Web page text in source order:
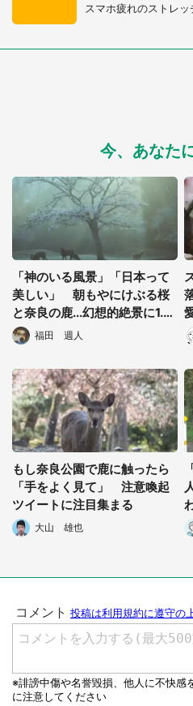
スマホ疲れのストレッ
今、あなた
「神のいる風景」「日本って
美しい」 朝もやにけぶる桜
と奈良の鹿...幻想的絶景に1.4
万人感嘆福田 週人
もし奈良公園で鹿に触ったら
「手をよく見て」 注意喚起
ツイートに注目集まる
大山 雄也